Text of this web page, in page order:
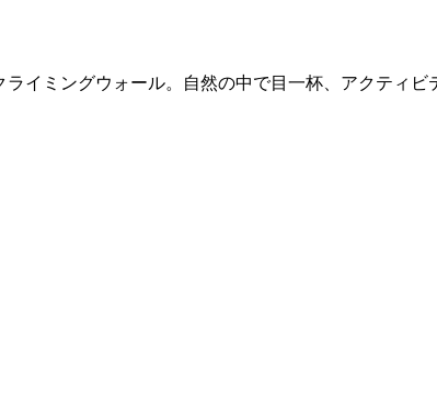
イミングウォール。自然の中で目一杯、アクティビ